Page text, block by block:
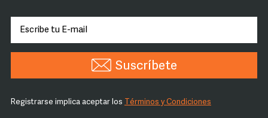
Suscríbete
Registrarse implica aceptar los Términos y Condiciones